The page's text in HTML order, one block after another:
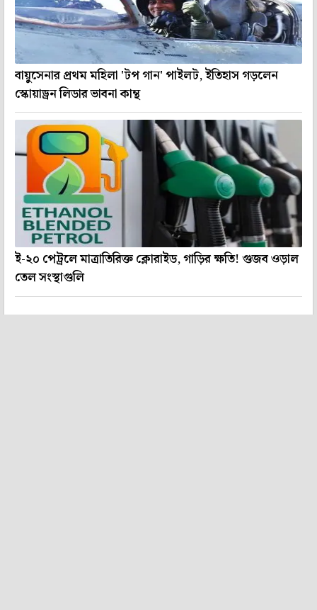
বায়ুসেনার প্রথম মহিলা 'টপ গান' পাইলট, ইতিহাস গড়লেন
স্কোয়াড্রন লিডার ভাবনা কান্থ
ই-২০ পেট্রলে মাত্রাতিরিক্ত ক্লোরাইড, গাড়ির ক্ষতি! গুজব ওড়াল
তেল সংস্থাগুলি